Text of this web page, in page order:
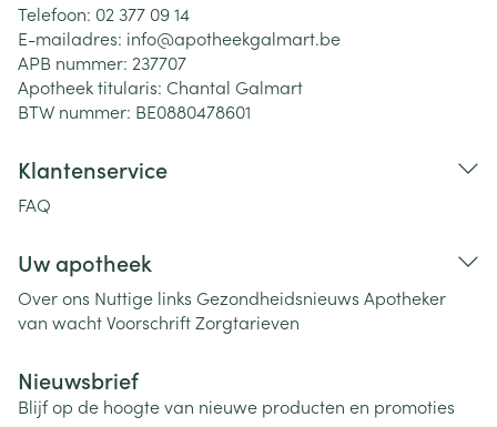
Telefoon: 02 377 09 14
E-mailadres: info@apotheekgalmart.be
APB nummer: 237707
Apotheek titularis: Chantal Galmart
BTW nummer: BE0880478601
Klantenservice
FAQ
Uw apotheek
Over ons Nuttige links Gezondheidsnieuws Apotheker
van wachtVoorschriftZorgtarieven
Nieuwsbrief
Blijf op de hoogte van nieuwe producten en promoties